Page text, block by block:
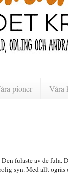
pioner Våra
fulaste av de fula.
syn. Med allt ogräs